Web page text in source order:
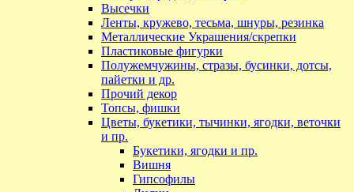
Высечки
Ленты, кружево, тесьма, шнуры, резинка
Металлические Украшения/скрепки
Пластиковые фигурки
Полужемчужины, стразы, бусинки, дотсы,
пайетки и др.
Прочий декор
Топсы, фишки
Цветы, букетики, тычинки, ягодки, веточки
и пр.
Букетики, ягодки и пр.
Вишня
Гипсофилы